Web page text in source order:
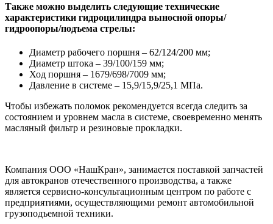
Также можно выделить следующие технические
характеристики гидроцилиндра выносной опоры/
гидроопоры/подъема стрелы:
Диаметр рабочего поршня – 62/124/200 мм;
Диаметр штока – 39/100/159 мм;
Ход поршня – 1679/698/7009 мм;
Давление в системе – 15,9/15,9/25,1 МПа.
Чтобы избежать поломок рекомендуется всегда следить за
состоянием и уровнем масла в системе, своевременно менять
масляный фильтр и резиновые прокладки.
Компания ООО «НашКран», занимается поставкой запчастей
для автокранов отечественного производства, а также
является сервисно-консультационным центром по работе с
предприятиями, осуществляющими ремонт автомобильной
грузоподъемной техники.